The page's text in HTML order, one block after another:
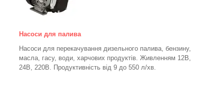
Насоси для палива
Насоси для перекачування дизельного палива, бензину,
масла, гасу, води, харчових продуктів. Живленням 12В,
24В, 220В. Продуктивність від 9 до 550 л/хв.